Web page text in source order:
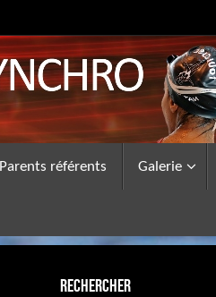
Parents référents Galerie
Rechercher